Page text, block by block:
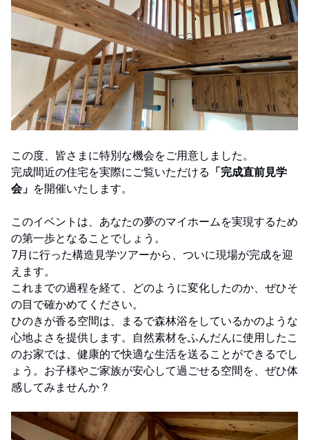
この度、皆さまに特別な機会をご用意しました。
完成間近の住宅を実際にご覧いただける 「完成直前見学
会」 を開催いたします。
このイベントは、あなたの夢のマイホームを実現するため
の第一歩となることでしょう。
7月に行った構造見学ツアーから、ついに現場が完成を迎
えます。
これまでの過程を経て、どのように変化したのか、ぜひそ
の目で確かめてください。
ひのきが香る空間は、まるで森林浴をしているかのような
心地よさを提供します。自然素材をふんだんに使用したこ
のお家では、健康的で快適な生活を送ることができるでし
ょう。お子様やご家族が安心して過ごせる空間を、ぜひ体
感してみませんか？